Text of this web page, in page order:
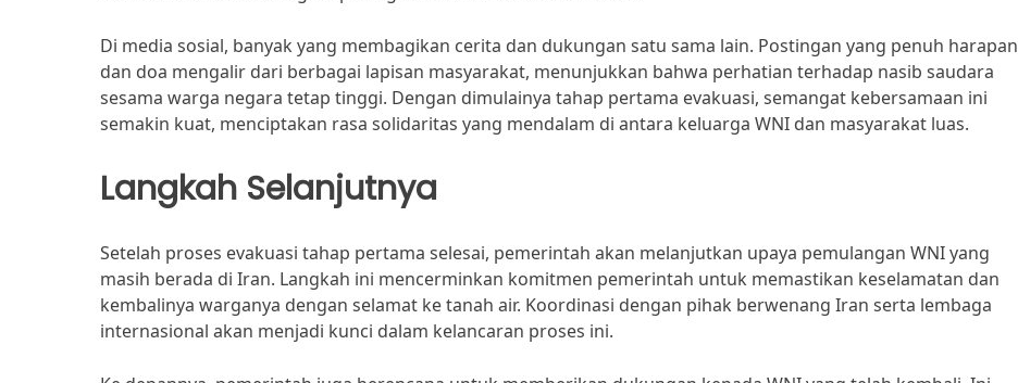
Di media sosial, banyak yang membagikan cerita dan dukungan satu sama lain. Postingan yang penuh harapan
dan doa mengalir dari berbagai lapisan masyarakat, menunjukkan bahwa perhatian terhadap nasib saudara
sesama warga negara tetap tinggi. Dengan dimulainya tahap pertama evakuasi, semangat kebersamaan ini
semakin kuat, menciptakan rasa solidaritas yang mendalam di antara keluarga WNI dan masyarakat luas.
Langkah Selanjutnya
Setelah proses evakuasi tahap pertama selesai, pemerintah akan melanjutkan upaya pemulangan WNI yang
masih berada di Iran. Langkah ini mencerminkan komitmen pemerintah untuk memastikan keselamatan dan
kembalinya warganya dengan selamat ke tanah air. Koordinasi dengan pihak berwenang Iran serta lembaga
internasional akan menjadi kunci dalam kelancaran proses ini.